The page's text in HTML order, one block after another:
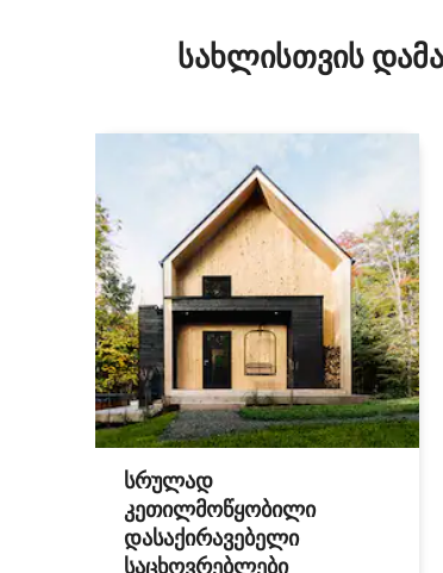
სახლისთვის
სრულად
კეთილმოწყობილი
დასაქირავებელი
საცხოვრებლები